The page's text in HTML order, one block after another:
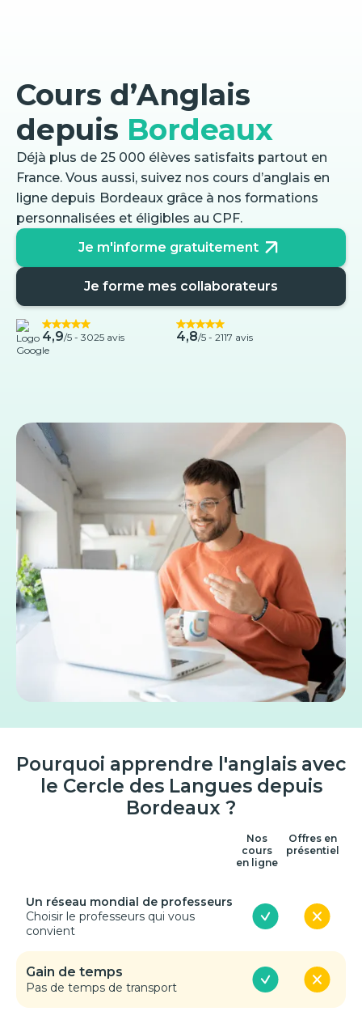
Cours d’Anglais
depuis Bordeaux
Déjà plus de 25 000 élèves satisfaits partout en
France. Vous aussi, suivez nos cours d’anglais en
ligne depuis Bordeaux grâce à nos formations
personnalisées et éligibles au CPF.
Je m'informe gratuitement
Je forme mes collaborateurs
4,9/5 - 3025 avis 4,8/5 - 2117 avis
Pourquoi apprendre l'anglais avec
le Cercle des Langues depuis
Bordeaux ?
Nos
cours
en ligne
Offres en
présentiel
Un réseau mondial de professeurs
Choisir le professeurs qui vous
convient
Gain de temps
Pas de temps de transport